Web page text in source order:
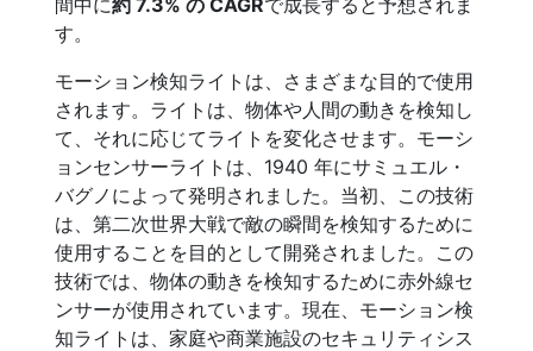
間中に約 7.3% の CAGRで成長すると予想されま
す。
モーション検知ライトは、さまざまな目的で使用
されます。ライトは、物体や人間の動きを検知し
て、それに応じてライトを変化させます。モーシ
ョンセンサーライトは、1940 年にサミュエル・
バグノによって発明されました。当初、この技術
は、第二次世界大戦で敵の瞬間を検知するために
使用することを目的として開発されました。この
技術では、物体の動きを検知するために赤外線セ
ンサーが使用されています。現在、モーション検
知ライトは、家庭や商業施設のセキュリティシス